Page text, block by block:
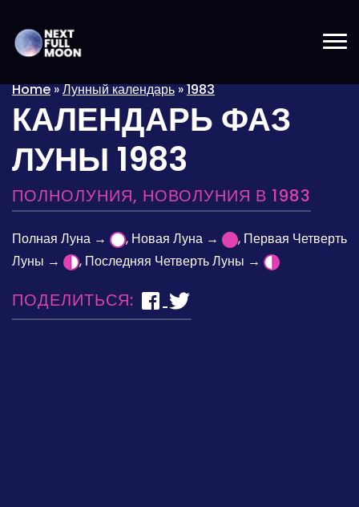
Home»Лунный календарь»1983
КАЛЕНДАРЬ ФАЗ
ЛУНЫ 1983
ПОЛНОЛУНИЯ, НОВОЛУНИЯ В 1983
Полная Луна → , Новая Луна →
, Первая Четверть
Луны →
, Последняя Четверть Луны →
ПОДЕЛИТЬСЯ: